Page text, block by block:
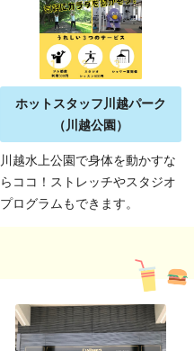
ホットスタッフ川越パーク
（川越公園）
川越水上公園で身体を動かすな
らココ！ストレッチやスタジオ
プログラムもできます。